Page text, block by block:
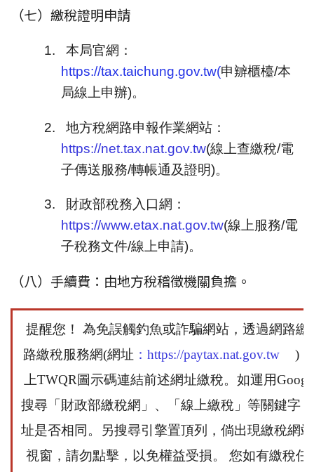
（七） 繳稅證明申請
1. 本局官網：
https://tax.taichung.gov.tw(申辧櫃檯/本
局線上申辦)。
2. 地方稅網路申報作業網站：
https://net.tax.nat.gov.tw(線上查繳稅/電
子傳送服務/轉帳通及證明)。
3. 財政部稅務入口網：
https://www.etax.nat.gov.tw(線上服務/電
子稅務文件/線上申請)。
（八）手續費：由地方稅稽徵機關負擔。
提醒您！ 為免誤觸釣魚或詐騙網站，透過網路
路繳稅服務網(網址 ： https://paytax.nat.gov.tw )
上TWQR圖示碼連結前述網址繳稅。如運用
搜尋「財政部繳稅網」、「線上繳稅」等關鍵字
址是否相同。另搜尋引擎置頂列，倘出現繳稅網
視窗，請勿點擊，以免權益受損。 您如有繳稅